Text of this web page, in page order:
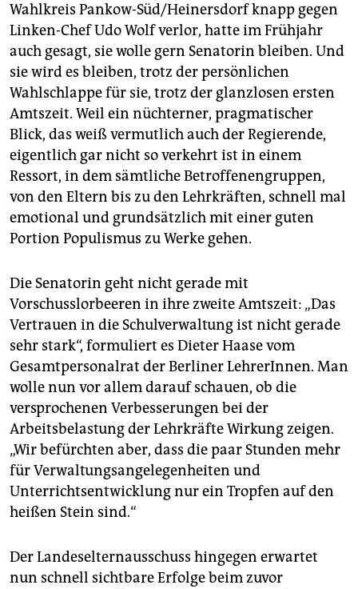
Wahlkreis Pankow-Süd/Heinersdorf knapp gegen
Linken-Chef Udo Wolf verlor, hatte im Frühjahr
auch gesagt, sie wolle gern Senatorin bleiben. Und
sie wird es bleiben, trotz der persönlichen
Wahlschlappe für sie, trotz der glanzlosen ersten
Amtszeit. Weil ein nüchterner, pragmatischer
Blick, das weiß vermutlich auch der Regierende,
eigentlich gar nicht so verkehrt ist in einem
Ressort, in dem sämtliche Betroffenengruppen,
von den Eltern bis zu den Lehrkräften, schnell mal
emotional und grundsätzlich mit einer guten
Portion Populismus zu Werke gehen.
Die Senatorin geht nicht gerade mit
Vorschusslorbeeren in ihre zweite Amtszeit: „Das
Vertrauen in die Schulverwaltung ist nicht gerade
sehr stark“, formuliert es Dieter Haase vom
Gesamtpersonalrat der Berliner LehrerInnen. Man
wolle nun vor allem darauf schauen, ob die
versprochenen Verbesserungen bei der
Arbeitsbelastung der Lehrkräfte Wirkung zeigen.
„Wir befürchten aber, dass die paar Stunden mehr
für Verwaltungsangelegenheiten und
Unterrichtsentwicklung nur ein Tropfen auf den
heißen Stein sind.“
Der Landeselternausschuss hingegen erwartet
nun schnell sichtbare Erfolge beim zuvor